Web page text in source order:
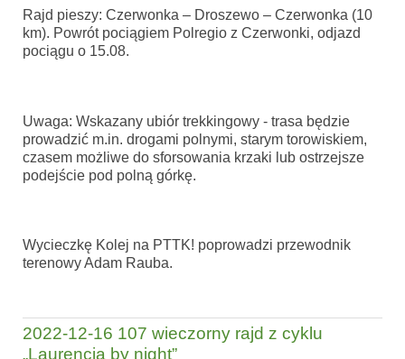
Rajd pieszy: Czerwonka – Droszewo – Czerwonka (10
km). Powrót pociągiem Polregio z Czerwonki, odjazd
pociągu o 15.08.
Uwaga: Wskazany ubiór trekkingowy - trasa będzie
prowadzić m.in. drogami polnymi, starym torowiskiem,
czasem możliwe do sforsowania krzaki lub ostrzejsze
podejście pod polną górkę.
Wycieczkę Kolej na PTTK! poprowadzi przewodnik
terenowy Adam Rauba.
2022-12-16 107 wieczorny rajd z cyklu
„Laurencja by night”